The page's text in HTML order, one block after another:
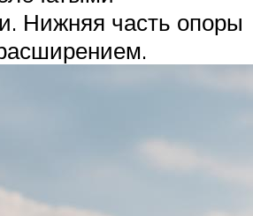
Нижняя часть опоры